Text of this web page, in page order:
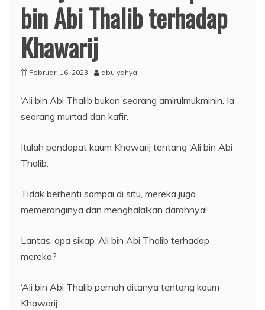
bin Abi Thalib terhadap
Khawarij
Februari 16, 2023 abu yahya
‘Ali bin Abi Thalib bukan seorang amirulmukminin. Ia
seorang murtad dan kafir.
Itulah pendapat kaum Khawarij tentang ‘Ali bin Abi
Thalib.
Tidak berhenti sampai di situ, mereka juga
memeranginya dan menghalalkan darahnya!
Lantas, apa sikap ‘Ali bin Abi Thalib terhadap
mereka?
‘Ali bin Abi Thalib pernah ditanya tentang kaum
Khawarij: